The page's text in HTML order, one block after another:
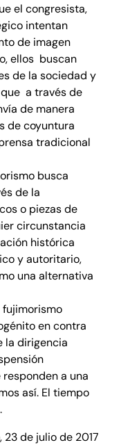
el congresista,
intentan
de imagen
ellos buscan
de la sociedad y
a través de
de manera
de coyuntura
tradicional
busca
de la
o piezas de
circunstancia
histórica
y autoritario,
una alternativa
fujimorismo
en contra
la dirigencia
a una
así. El tiempo
23 de julio de 2017